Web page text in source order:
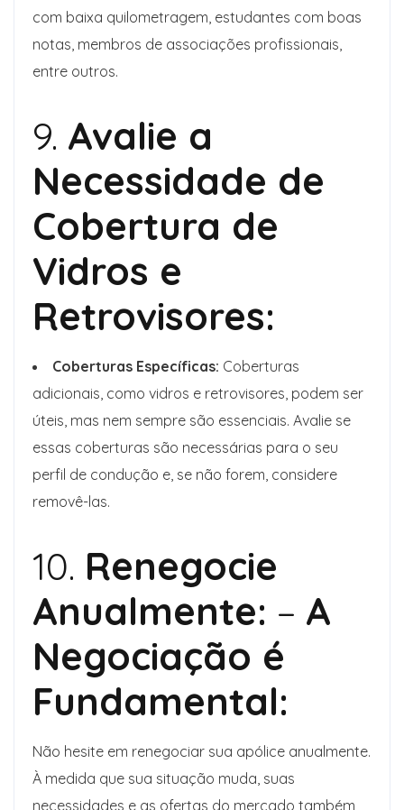
com baixa quilometragem, estudantes com boas
notas, membros de associações profissionais,
entre outros.
9. Avalie a
Necessidade de
Cobertura de
Vidros e
Retrovisores:
Coberturas Específicas: Coberturas
adicionais, como vidros e retrovisores, podem ser
úteis, mas nem sempre são essenciais. Avalie se
essas coberturas são necessárias para o seu
perfil de condução e, se não forem, considere
removê-las.
10. Renegocie
Anualmente: – A
Negociação é
Fundamental:
Não hesite em renegociar sua apólice anualmente.
À medida que sua situação muda, suas
necessidades e as ofertas do mercado também